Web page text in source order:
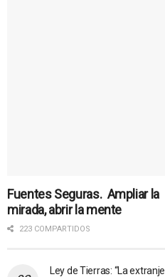
Fuentes Seguras. Ampliar la
mirada, abrir la mente
223 COMPARTIDOS
Ley de Tierras: “La